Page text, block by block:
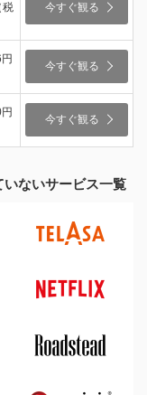
税
今すぐ観る
今すぐ観る
今すぐ観る
ないサービス一覧